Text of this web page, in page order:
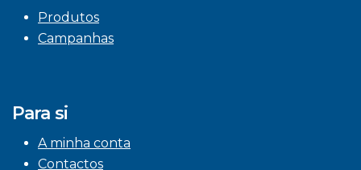
Produtos
Campanhas
Para si
A minha conta
Contactos